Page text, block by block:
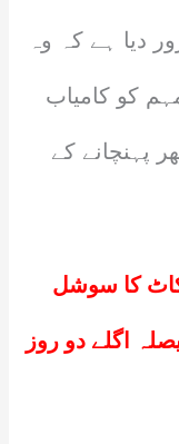
دیا ہے کہ وہ
کو کامیاب
پہنچانے کے
کا سوشل
اگلے دو روز